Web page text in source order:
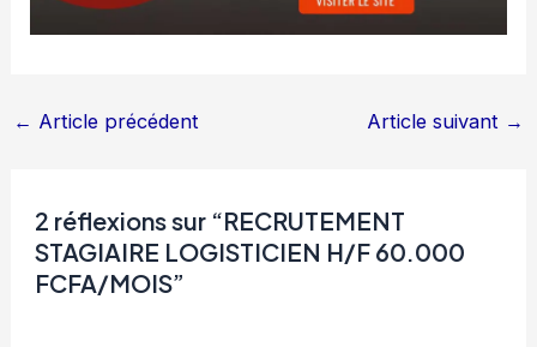
← Article précédent Article suivant →
2 réflexions sur “RECRUTEMENT
STAGIAIRE LOGISTICIEN H/F 60.000
FCFA/MOIS”